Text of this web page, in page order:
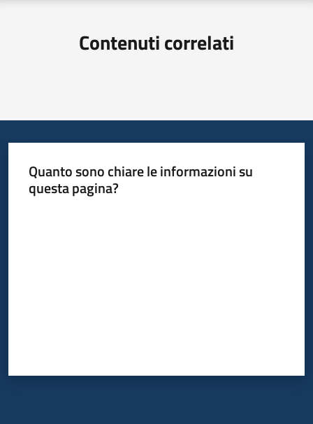
Contenuti correlati
Quanto sono chiare le informazioni su
questa pagina?